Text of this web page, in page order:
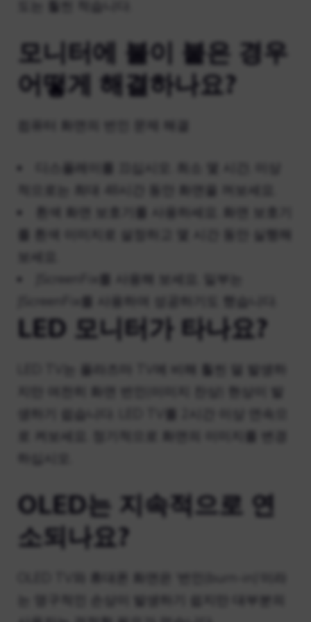
도는 훨씬 적습니다.
모니터에 불이 붙은 경우
어떻게 해결하나요?
디스플레이를 끄십시오. 최소 몇 시간, 이상
적으로는 최대 48시간 동안 화면을 꺼보세요.
흰색 화면 보호기를 사용하세요. 화면 보호기
를 흰색 이미지로 설정하고 몇 시간 동안 실행해
JScreenFix를 사용해 보세요. 일부는
JScreenFix를 사용하여 성공하기도 했습니다.
LED 모니터가 타나요?
LED TV는 플라즈마 TV에 비해 훨씬 덜 발생하
지만 여전히 화면 번인(이미지 잔상) 현상이 발
생하기 쉽습니다. LED TV를 2시간 이상 연속으
로 켜보세요. 정기적으로 화면의 이미지를 변경
OLED는 지속적으로 연
소되나요?
는 영구적인 손상이 발생하기 쉽지만 대부분의